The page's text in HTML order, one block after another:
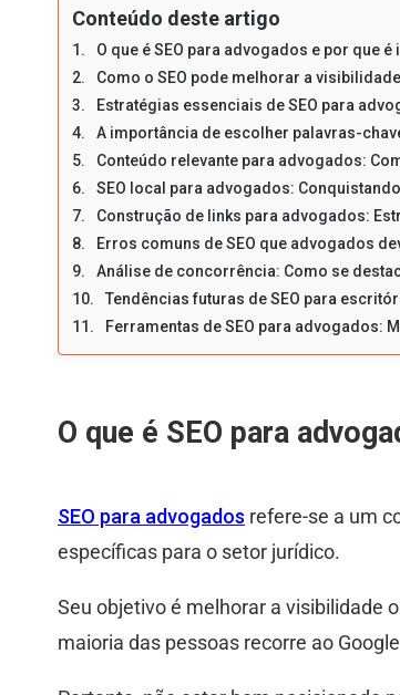
Conteúdo deste artigo
O que é SEO para advogados e por que é
Como o SEO pode melhorar a
Estratégias essenciais de SEO para
A importância de escolher palavras-
Conteúdo relevante para advogados:
SEO local para advogados:
Construção de links para advogados:
Erros comuns de SEO que advogados
Análise de concorrência: Como se
Tendências futuras de SEO para
Ferramentas de SEO para advogados:
O que é SEO para
SEO para advogados refere-se a um
específicas para o setor jurídico.
Seu objetivo é melhorar a visibilidade
maioria das pessoas recorre ao